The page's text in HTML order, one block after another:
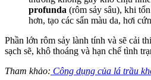
profunda (rôm sảy sâu), khi
hơn, tạo các sẩn màu da, hơi
Phần lớn rôm sảy lành tính và sẽ cải
sạch sẽ, khô thoáng và hạn chế tình
Tham khảo: Công dụng của lá trầu